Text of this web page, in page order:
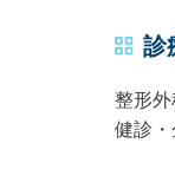
診
整形
健診